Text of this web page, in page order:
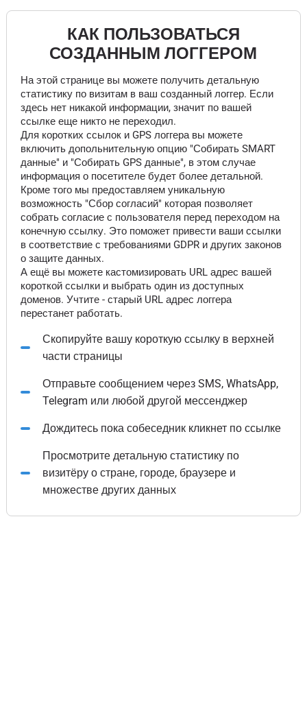
КАК ПОЛЬЗОВАТЬСЯ
СОЗДАННЫМ ЛОГГЕРОМ
На этой странице вы можете получить детальную
статистику по визитам в ваш созданный логгер. Если
здесь нет никакой информации, значит по вашей
ссылке еще никто не переходил.
Для коротких ссылок и GPS логгера вы можете
включить допольнительную опцию "Собирать SMART
данные" и "Собирать GPS данные", в этом случае
информация о посетителе будет более детальной.
Кроме того мы предоставляем уникальную
возможность "Сбор согласий" которая позволяет
собрать согласие с пользователя перед переходом на
конечную ссылку. Это поможет привести ваши ссылки
в соответствие с требованиями GDPR и других законов
о защите данных.
А ещё вы можете кастомизировать URL адрес вашей
короткой ссылки и выбрать один из доступных
доменов. Учтите - старый URL адрес логгера
перестанет работать.
Скопируйте вашу короткую ссылку в верхней
части страницы
Отправьте сообщением через SMS, WhatsApp,
Telegram или любой другой мессенджер
Дождитесь пока собеседник кликнет по ссылке
Просмотрите детальную статистику по
визитёру о стране, городе, браузере и
множестве других данных